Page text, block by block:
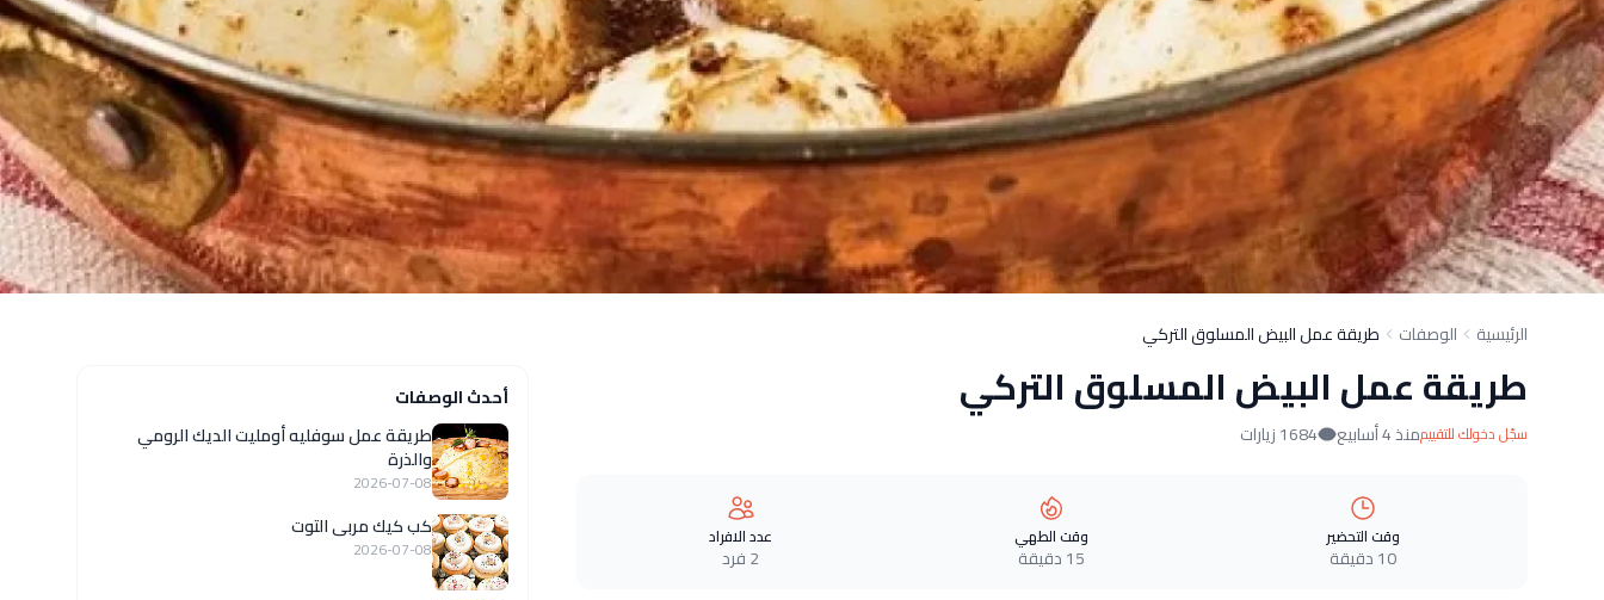
الرئيسية الوصفات طريقة عمل البيض المسلوق التركي
طريقة عمل البيض المسلوق التركي
سجّل دخولك للتقييممنذ 4 أسابيع 1684 زيارات
وقت التحضير
10 دقيقة
وقت الطهي
15 دقيقة
عدد الافراد
2 فرد
أحدث الوصفات
طريقة عمل سوفليه أومليت الديك الرومي
والذرة
2026-07-08
كب كيك مربى التوت
2026-07-08